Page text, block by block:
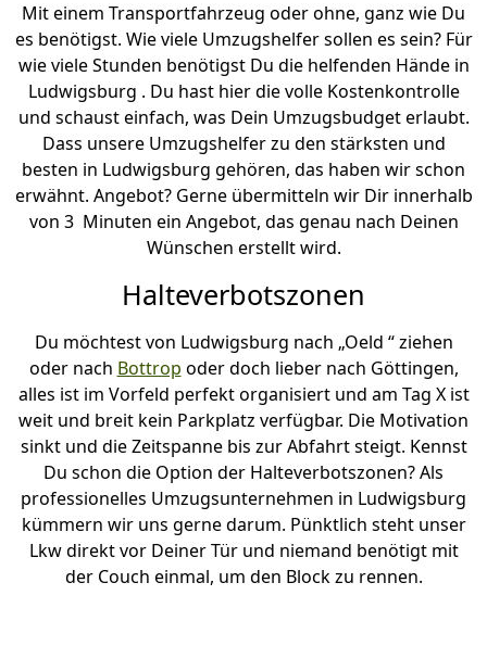
Mit einem Transportfahrzeug oder ohne, ganz wie Du
es benötigst. Wie viele Umzugshelfer sollen es sein? Für
wie viele Stunden benötigst Du die helfenden Hände in
Ludwigsburg . Du hast hier die volle Kostenkontrolle
und schaust einfach, was Dein Umzugsbudget erlaubt.
Dass unsere Umzugshelfer zu den stärksten und
besten in Ludwigsburg gehören, das haben wir schon
erwähnt. Angebot? Gerne übermitteln wir Dir innerhalb
von 3 Minuten ein Angebot, das genau nach Deinen
Wünschen erstellt wird.
Halteverbotszonen
Du möchtest von Ludwigsburg nach „Oeld “ ziehen
oder nach Bottrop oder doch lieber nach Göttingen,
alles ist im Vorfeld perfekt organisiert und am Tag X ist
weit und breit kein Parkplatz verfügbar. Die Motivation
sinkt und die Zeitspanne bis zur Abfahrt steigt. Kennst
Du schon die Option der Halteverbotszonen? Als
professionelles Umzugsunternehmen in Ludwigsburg
kümmern wir uns gerne darum. Pünktlich steht unser
Lkw direkt vor Deiner Tür und niemand benötigt mit
der Couch einmal, um den Block zu rennen.